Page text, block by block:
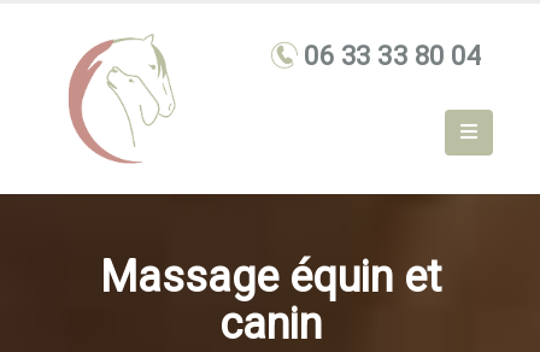
Massage équin et
canin